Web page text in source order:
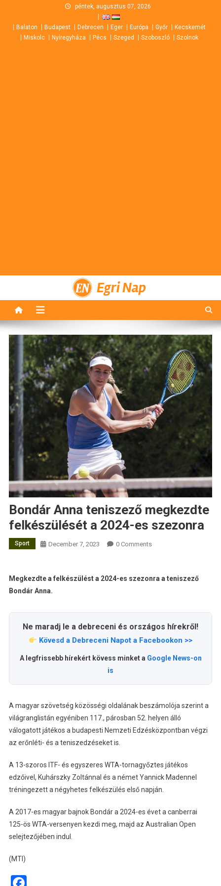
content
péntek, augusztus 07, 2026
Balaton Budapest Debrecen Eger Európa Győr
Kecskemét
Miskolc
Nyíregyháza Pécs Szeged Szoboszló Szolnok
Egri Nap
Bondár Anna teniszező megkezdte
felkészülését a 2024-es szezonra
Sport December 7, 2023 0 Comments
Megkezdte a felkészülést a 2024-es szezonra a teniszező
Bondár Anna.
Ne maradj le a debreceni és országos hírekről!
Kövesd a Debreceni Napot a Facebookon >>
A legfrissebb hírekért kövess minket a Google News-on
is
A magyar szövetség közösségi oldalának beszámolója szerint a
világranglistán egyéniben 117., párosban 52. helyen álló
válogatott játékos a budapesti Nemzeti Edzésközpontban végzi
az erőnléti- és a teniszedzéseket is.
A 13-szoros ITF- és egyszeres WTA-tornagyőztes játékos
edzőivel, Kuhárszky Zoltánnal és a német Yannick Madennel
tréningezett a négyhetes felkészülés első napján.
A 2017-es magyar bajnok Bondár a 2024-es évet a canberrai
125-ös WTA-versenyen kezdi meg, majd az Australian Open
selejtezőjében indul.
(MTI)